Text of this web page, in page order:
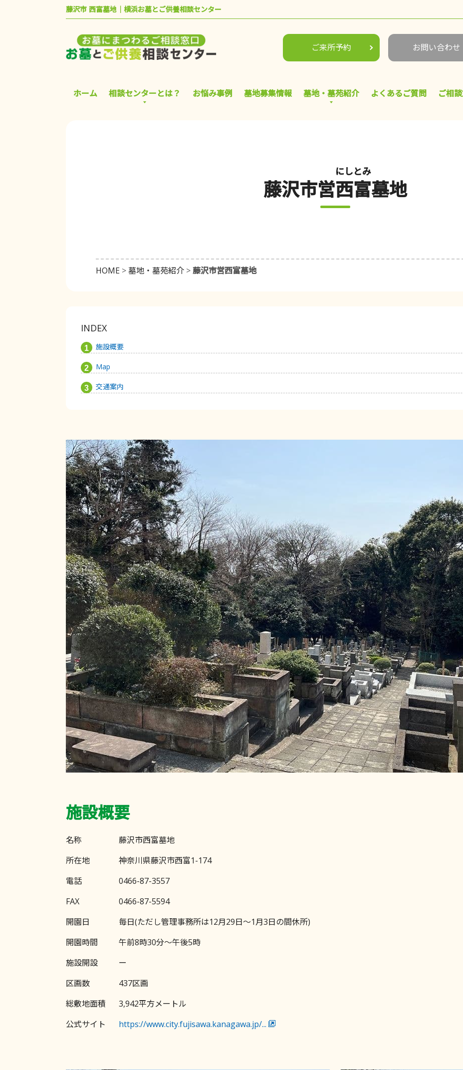
藤沢市 西富墓地｜横浜お墓とご供養相談センター
ご来所予約 お問い合わせ
ホーム 相談センターとは？ お悩み事例 墓地募集情報 墓地・墓苑紹介 よくあるご質問 ご相
藤沢市営西富
にしとみ
墓地
HOME >墓地・墓苑紹介 >藤沢市営西富墓地
INDEX
施設概要
Map
交通案内
施設概要
名称
藤沢市西富墓地
所在地
神奈川県藤沢市西富1-174
電話
0466-87-3557
FAX
0466-87-5594
開園日
毎日(ただし管理事務所は12月29日～1月3日の間休所)
開園時間
午前8時30分～午後5時
施設開設
ー
区画数
437区画
総敷地面積
3,942平方メートル
公式サイト
https://www.city.fujisawa.kanagawa.jp/...